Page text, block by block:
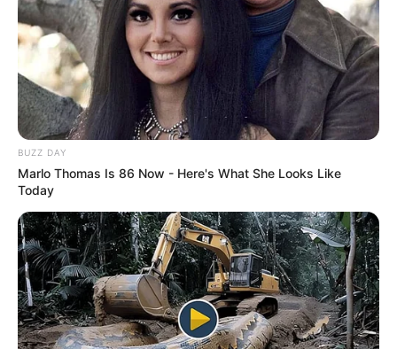
BUZZ DAY
Marlo Thomas Is 86 Now - Here's What She Looks Like
Today